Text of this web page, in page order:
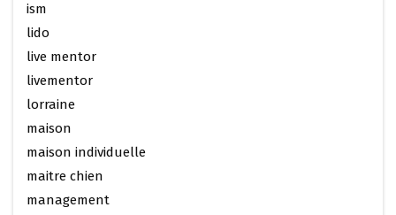
ism
lido
live mentor
livementor
lorraine
maison
maison individuelle
maitre chien
management